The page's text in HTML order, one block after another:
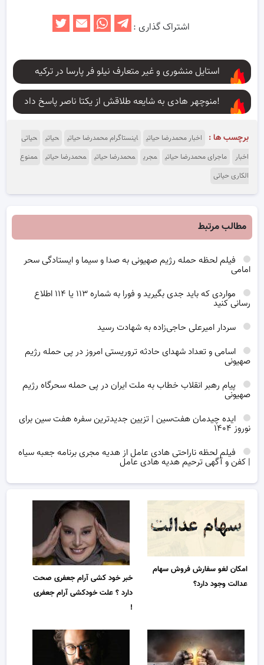
اشتراک گذاری :
استایل منشوری و غیر متعارف نیلو فر پارسا در ترکیه
منوچهر هادی به شایعه طلاقش از یکتا ناصر پاسخ داد!
برچسب ها : اخبار محمدرضا حياتی اینستاگرام محمدرضا حیاتی حیاتی
حیاتی
اخبار
ماجرای محمدرضا حياتی مجری محمدرضا حياتی محمدرضا حیاتی
ممنوع
الکاری حیاتی
مطالب مرتبط
فیلم لحظه حمله رژیم صهیونی به صدا و سیما و ایستادگی سحر
امامی
مواردی که باید جدی بگیرید و فورا به شماره ۱۱۳ یا ۱۱۴ اطلاع
رسانی کنید
سردار امیرعلی حاجی‌زاده به شهادت رسید
اسامی و تعداد شهدای حادثه تروریستی امروز در پی حمله رژیم
صهیونی
پیام رهبر انقلاب خطاب به ملت ایران در پی حمله سحرگاه رژیم
صهیونی
ایده چیدمان هفت‌سین | تزیین جدیدترین سفره هفت سین برای
نوروز ۱۴۰۴
فیلم لحظه ناراحتی هادی عامل از هدیه مجری برنامه جعبه سیاه
| کفن و آگهی ترحیم هدیه هادی عامل
امکان لغو سفارش فروش سهام
عدالت وجود دارد؟
خبر خود کشی آرام جعفری صحت
دارد ؟ علت خودکشی آرام جعفری
!